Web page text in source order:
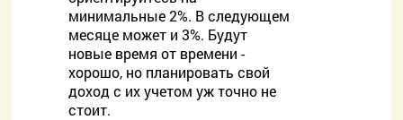
минимальные 2%. В следующем
месяце может и 3%. Будут
новые время от времени -
хорошо, но планировать свой
доход с их учетом уж точно не
стоит.